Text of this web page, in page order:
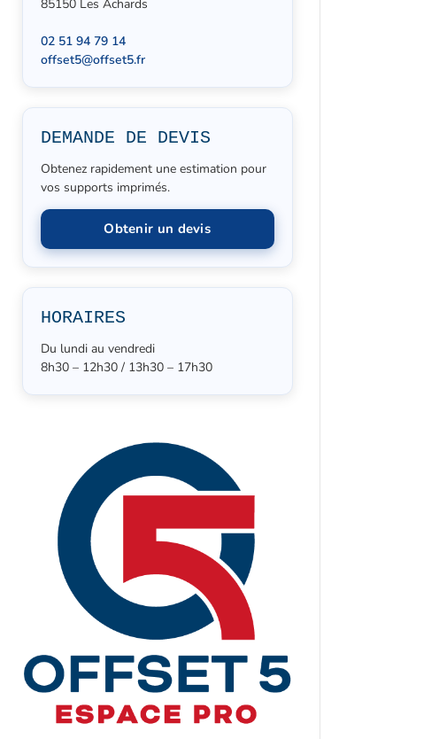
85150 Les Achards
02 51 94 79 14
offset5@offset5.fr
DEMANDE DE DEVIS
Obtenez rapidement une estimation pour
vos supports imprimés.
Obtenir un devis
HORAIRES
Du lundi au vendredi
8h30 – 12h30 / 13h30 – 17h30